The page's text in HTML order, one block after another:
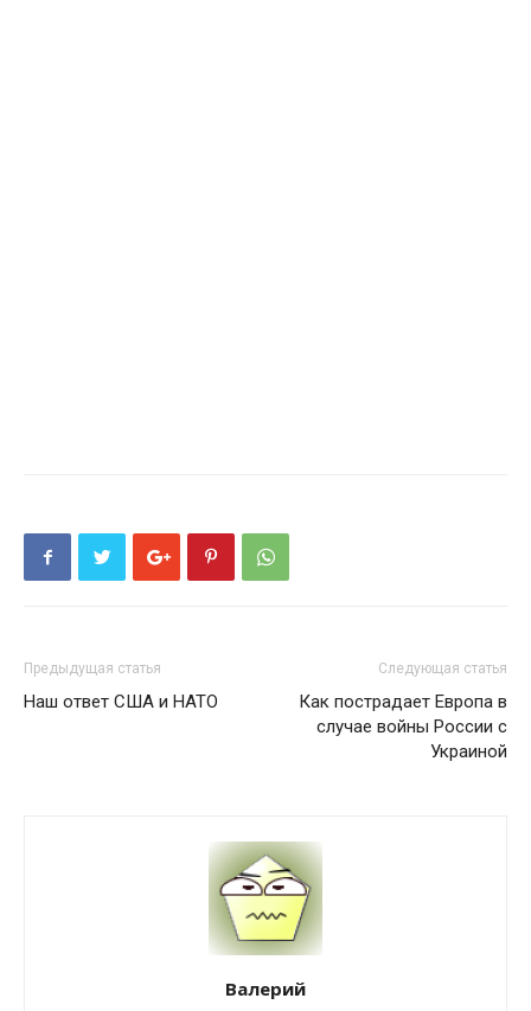
Предыдущая статья
Наш ответ США и НАТО
Следующая статья
Как пострадает Европа в
случае войны России с
Украиной
Валерий